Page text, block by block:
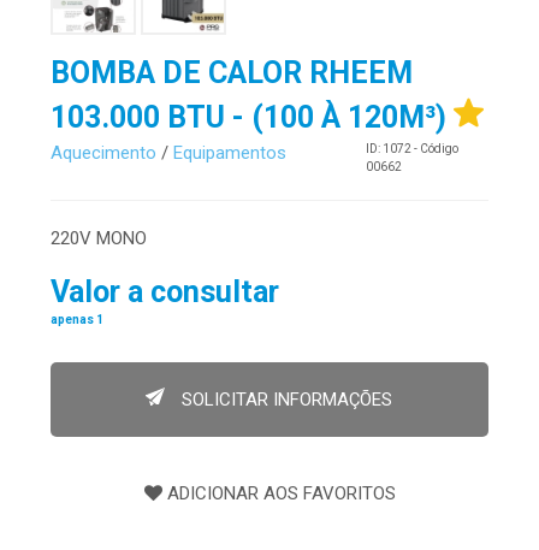
BOMBA DE CALOR RHEEM
103.000 BTU - (100 À 120M³)
Aquecimento / Equipamentos
ID: 1072 - Código
00662
220V MONO
Valor a consultar
apenas 1
SOLICITAR INFORMAÇÕES